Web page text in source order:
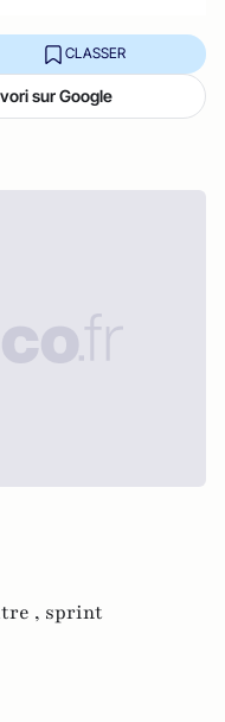
CLASSER
sur Google
, sprint